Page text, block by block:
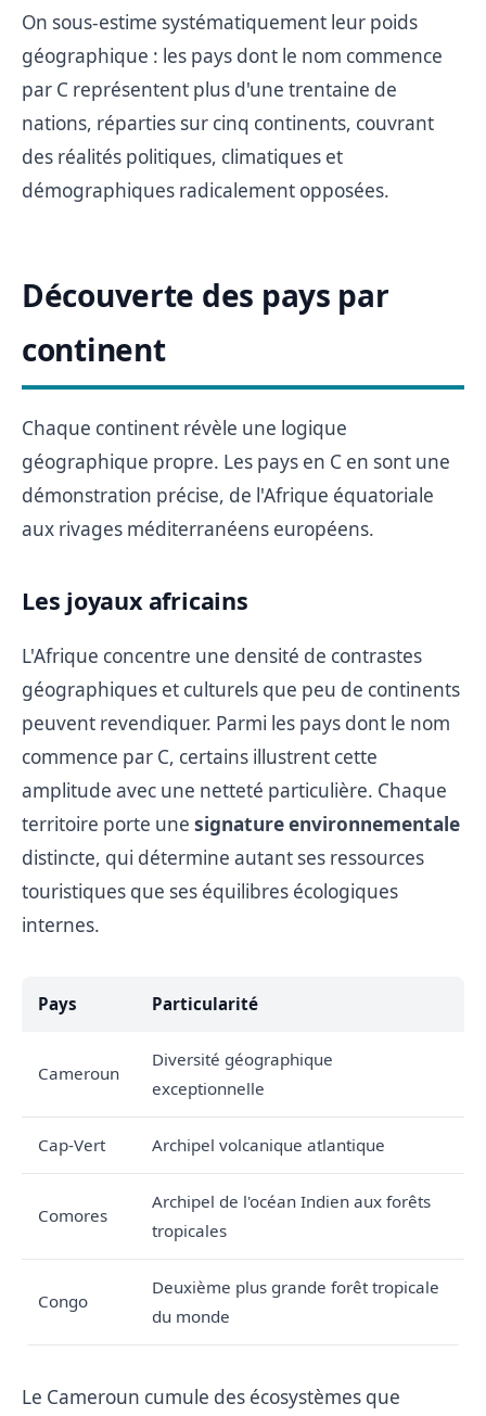
Exploration des autres continents
Questions fréquentes
On sous-estime systématiquement leur poids
géographique : les pays dont le nom commence
par C représentent plus d'une trentaine de
nations, réparties sur cinq continents, couvrant
des réalités politiques, climatiques et
démographiques radicalement opposées.
Découverte des pays par
continent
Chaque continent révèle une logique
géographique propre. Les pays en C en sont une
démonstration précise, de l'Afrique équatoriale
aux rivages méditerranéens européens.
Les joyaux africains
L'Afrique concentre une densité de contrastes
géographiques et culturels que peu de continents
peuvent revendiquer. Parmi les pays dont le nom
commence par C, certains illustrent cette
amplitude avec une netteté particulière. Chaque
territoire porte une signature environnementale
distincte, qui détermine autant ses ressources
touristiques que ses équilibres écologiques
internes.
Pays Particularité
Cameroun
Diversité géographique
exceptionnelle
Cap-Vert Archipel volcanique atlantique
Comores
Archipel de l'océan Indien aux forêts
tropicales
Congo
Deuxième plus grande forêt tropicale
du monde
Le Cameroun cumule des écosystèmes que